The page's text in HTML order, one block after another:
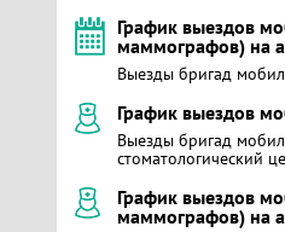
График выездов
маммографов) на
Выезды бригад
График выездов
Выезды бригад
стоматологический
График выездов
маммографов) на